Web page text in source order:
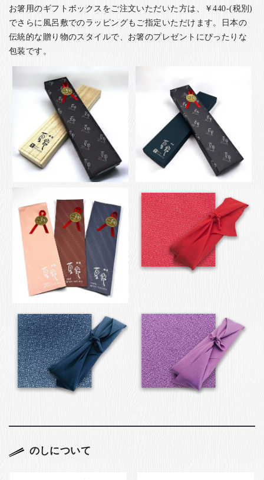
お箸用のギフトボックスをご注文いただいた方は、￥440-(税別)
でさらに風呂敷でのラッピングもご指定いただけます。日本の
伝統的な贈り物のスタイルで、お箸のプレゼントにぴったりな
包装です。
のしについて